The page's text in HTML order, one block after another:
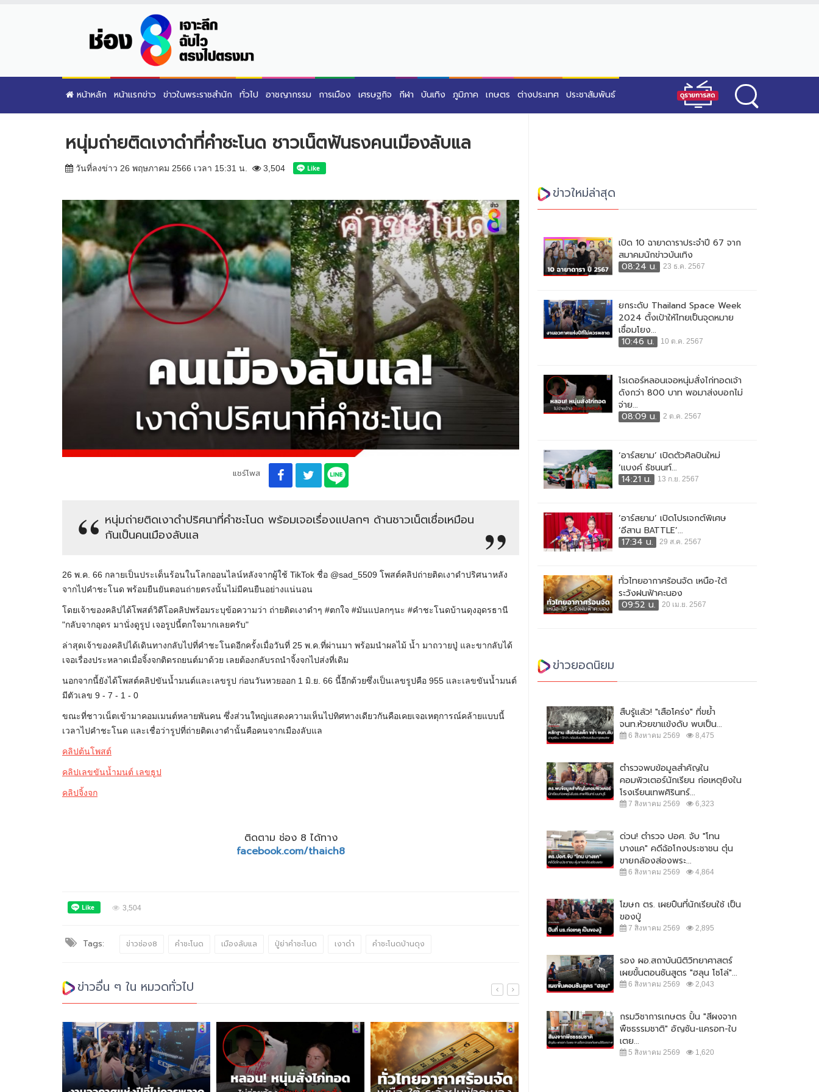
หน้าหลัก หน้าแรกข่าว ข่าวในพระราชสำนัก ทั่วไป อาชญากรรม การเมือง เศรษฐกิจ กีฬา บันเทิง ภูมิภาค เกษตร ต่างประเทศ ประชาสัมพันธ์
หนุ่มถ่ายติดเงาดำที่คำชะโนด ชาวเน็ตฟันธงคนเมืองลับแล
วันที่ลงข่าว 26 พฤษภาคม 2566 เวลา 15:31 น. 3,504
แชร์โพส
หนุ่มถ่ายติดเงาดำปริศนาที่คำชะโนด พร้อมเจอเรื่องแปลกๆ ด้านชาวเน็ตเชื่อเหมือน
กันเป็นคนเมืองลับแล
26 พ.ค. 66 กลายเป็นประเด็นร้อนในโลกออนไลน์หลังจากผู้ใช้ TikTok ชื่อ @sad_5509 โพสต์คลิปถ่ายติดเงาดำปริศนาหลัง
จากไปคำชะโนด พร้อมยืนยันตอนถ่ายตรงนั้นไม่มีคนยืนอย่างแน่นอน
โดยเจ้าของคลิปได้โพสต์วิดีโอคลิปพร้อมระบุข้อความว่า ถ่ายติดเงาดำๆ #ตกใจ #มันแปลกๆนะ #คําชะโนดบ้านดุงอุดรธานี
"กลับจากอุดร มานั่งดูรูป เจอรูปนี้ตกใจมากเลยครับ"
ล่าสุดเจ้าของคลิปได้เดินทางกลับไปที่คำชะโนดอีกครั้งเมื่อวันที่ 25 พ.ค.ที่ผ่านมา พร้อมนำผลไม้ น้ำ มาถวายปู่ และขากลับได้
เจอเรื่องประหลาดเมื่อจิ้งจกติดรถยนต์มาด้วย เลยต้องกลับรถนำจิ้งจกไปส่งที่เดิม
นอกจากนี้ยังได้โพสต์คลิปขันน้ำมนต์และเลขรูป ก่อนวันหวยออก 1 มิ.ย. 66 นี้อีกด้วยซึ่งเป็นเลขรูปคือ 955 และเลขขันน้ำมนต์
มีตัวเลข 9 - 7 - 1 - 0
ขณะที่ชาวเน็ตเข้ามาคอมเมนต์หลายพันคน ซึ่งส่วนใหญ่แสดงความเห็นไปทิศทางเดียวกันคือเคยเจอเหตุการณ์คล้ายแบบนี้
เวลาไปคำชะโนด และเชื่อว่ารูปที่ถ่ายติดเงาดำนั้นคือคนจากเมืองลับแล
คลิปต้นโพสต์
คลิปเลขขันน้ำมนต์ เลขธูป
คลิปจิ้งจก
ติดตาม ช่อง 8 ได้ทาง
facebook.com/thaich8
3,504
Tags: ข่าวช่อง8 คำชะโนด เมืองลับแล ปู่ย่าคำชะโนด เงาดำ คําชะโนดบ้านดุง
ข่าวอื่น ๆ ใน หมวดทั่วไป
ข่าวใหม่ล่าสุด
เปิด 10 ฉายาดาราประจำปี 67 จาก
สมาคมนักข่าวบันเทิง
08:24 น.
23 ธ.ค. 2567
ยกระดับ Thailand Space Week
2024 ตั้งเป้าให้ไทยเป็นจุดหมาย
เชื่อมโยง...
10:46 น.
10 ต.ค. 2567
ไรเดอร์หลอนเจอหนุ่มสั่งไก่ทอดเจ้า
ดังกว่า 800 บาท พอมาส่งบอกไม่
จ่าย...
08:09 น.
2 ต.ค. 2567
‘อาร์สยาม’ เปิดตัวศิลปินใหม่
‘แบงค์ ธัชนนท์...
14:21 น.
13 ก.ย. 2567
‘อาร์สยาม’ เปิดโปรเจกต์พิเศษ
‘อีสาน BATTLE’...
17:34 น.
29 ส.ค. 2567
ทั่วไทยอากาศร้อนจัด เหนือ-ใต้
ระวังฝนฟ้าคะนอง
09:52 น.
20 เม.ย. 2567
ข่าวยอดนิยม
สืบรู้แล้ว! "เสือโคร่ง" ที่ขย้ำ
จนท.ห้วยขาแข้งดับ พบเป็น...
6 สิงหาคม 2569 8,475
ตำรวจพบข้อมูลสำคัญใน
คอมพิวเตอร์นักเรียน ก่อเหตุยิงใน
โรงเรียนเทพศิรินทร์...
7 สิงหาคม 2569 6,323
ด่วน! ตำรวจ ปอศ. จับ "โทน
บางแค" คดีฉ้อโกงประชาชน ตุ๋น
ขายกล้องส่องพระ...
6 สิงหาคม 2569 4,864
โฆษก ตร. เผยปืนที่นักเรียนใช้ เป็น
ของปู่
7 สิงหาคม 2569 2,895
รอง ผอ.สถาบันนิติวิทยาศาสตร์
เผยขั้นตอนชันสูตร "ฮลุน โซโล่"...
6 สิงหาคม 2569 2,043
กรมวิชาการเกษตร ปั้น "สีผงจาก
พืชธรรมชาติ" อัญชัน-แครอท-ใบ
เตย...
5 สิงหาคม 2569 1,620